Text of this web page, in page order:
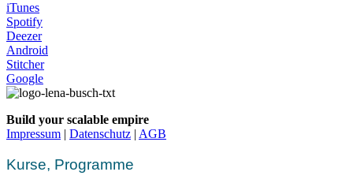
iTunes
Spotify
Deezer
Android
Stitcher
Google
Build your scalable empire
Impressum | Datenschutz | AGB
Kurse, Programme